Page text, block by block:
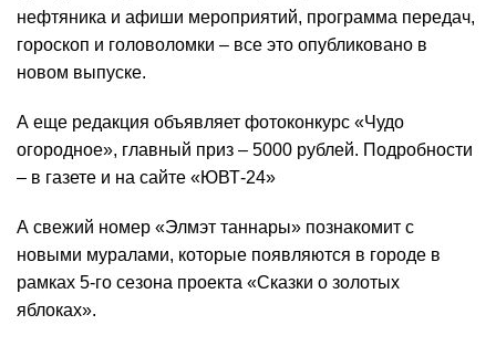
нефтяника и афиши мероприятий, программа передач,
гороскоп и головоломки – все это опубликовано в
новом выпуске.
А еще редакция объявляет фотоконкурс «Чудо
огородное», главный приз – 5000 рублей. Подробности
– в газете и на сайте «ЮВТ-24»
А свежий номер «Элмэт таннары» познакомит с
новыми муралами, которые появляются в городе в
рамках 5-го сезона проекта «Сказки о золотых
яблоках».